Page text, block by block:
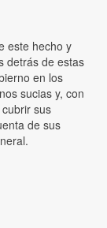
este hecho y
detrás de estas
en los
sucias y, con
sus
de sus